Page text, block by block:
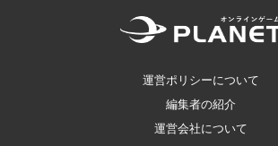
運営ポリシーについて
編集者の紹介
運営会社について